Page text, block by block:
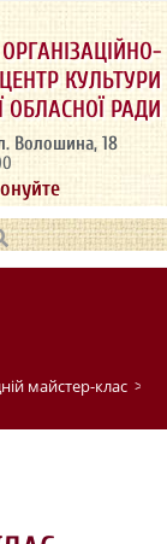
КУЛЬТУРИ
ОБЛАСНОЇ РАДИ
Волошина, 18
майстер-клас >